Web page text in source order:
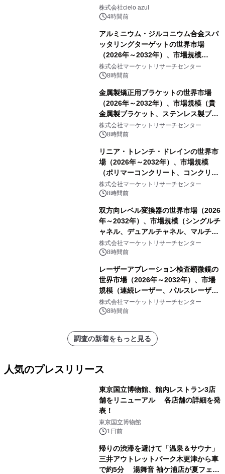
株式会社cielo azul
4時間前
アルミニウム・ジルコニウム合金スパ
ッタリングターゲットの世界市場
（2026年～2032年）、市場規模
（0.995、0.999、その他）・分析レポ
ートを発表
株式会社マーケットリサーチセンター
8時間前
金属製矯正用ブラケットの世界市場
（2026年～2032年）、市場規模（貴
金属製ブラケット、ステンレス製ブラ
ケット、純チタン製ブラケット）・分
析レポートを発表
株式会社マーケットリサーチセンター
8時間前
リニア・トレンチ・ドレインの世界市
場（2026年～2032年）、市場規模
（ポリマーコンクリート、コンクリー
ト、プラスチック、金属）・分析レポ
ートを発表
株式会社マーケットリサーチセンター
8時間前
双方向レベル変換器の世界市場（2026
年～2032年）、市場規模（シングルチ
ャネル、デュアルチャネル、マルチチ
ャネル）・分析レポートを発表
株式会社マーケットリサーチセンター
8時間前
レーザーアブレーション検査顕微鏡の
世界市場（2026年～2032年）、市場
規模（連続レーザー、パルスレーザ
ー）・分析レポートを発表
株式会社マーケットリサーチセンター
8時間前
調査の新着をもっと見る
人気のプレスリリース
東京国立博物館、館内レストラン3店
舗をリニューアル 各店舗の詳細を発
表！
東京国立博物館
1日前
帰りの渋滞を避けて「温泉＆サウナ」
三井アウトレットパーク木更津から車
で約5分 湯舞音 袖ケ浦店が夏フェア